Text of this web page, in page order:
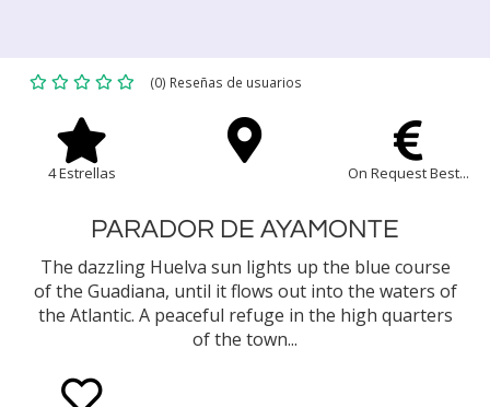
(0) Reseñas de usuarios
4 Estrellas On Request Best...
PARADOR DE AYAMONTE
The dazzling Huelva sun lights up the blue course
of the Guadiana, until it flows out into the waters of
the Atlantic. A peaceful refuge in the high quarters
of the town...